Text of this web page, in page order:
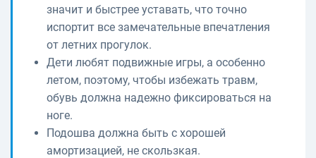
значит и быстрее уставать, что точно
испортит все замечательные впечатления
от летних прогулок.
Дети любят подвижные игры, а особенно
летом, поэтому, чтобы избежать травм,
обувь должна надежно фиксироваться на
ноге.
Подошва должна быть с хорошей
амортизацией, не скользкая.